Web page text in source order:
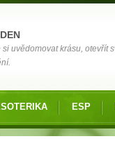
uvědomovat krásu, otevřít
ESP